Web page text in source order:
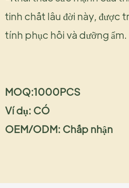
tinh chất lâu đời này, được
tính phục hồi và dưỡng ẩm.
MOQ:1000PCS
Ví dụ: CÓ
OEM/ODM: Chấp nhận